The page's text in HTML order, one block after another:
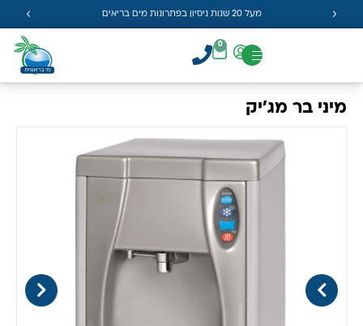
מעל 20 שנות ניסיון בפתרונות מים בריאים
0
מיני בר מג'יק